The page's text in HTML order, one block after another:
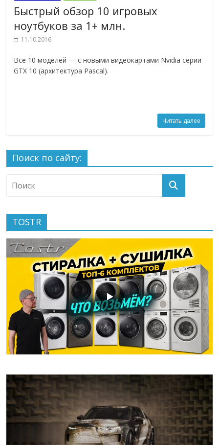
Быстрый обзор 10 игровых
ноутбуков за 1+ млн.
11.10.2016
Все 10 моделей — с новыми видеокартами Nvidia серии
GTX 10 (архитектура Pascal).
Читать далее
Поиск по сайту:
TOSTR